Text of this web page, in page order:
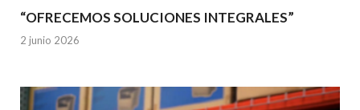
“OFRECEMOS SOLUCIONES INTEGRALES”
2 junio 2026